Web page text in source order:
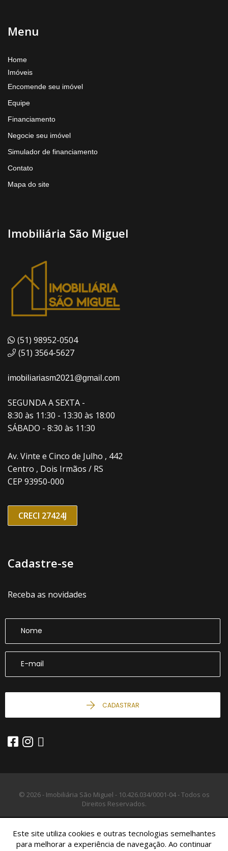
Menu
Home
Imóveis
Encomende seu imóvel
Equipe
Financiamento
Negocie seu imóvel
Simulador de financiamento
Contato
Mapa do site
Imobiliária São Miguel
(51) 98952-0504
(51) 3564-5627
imobiliariasm2021@gmail.com
SEGUNDA A SEXTA -
8:30 às 11:30 - 13:30 às 18:00
SÁBADO - 8:30 às 11:30
Av. Vinte e Cinco de Julho , 442
Centro , Dois Irmãos / RS
CEP 93950-000
CRECI 27424J
Cadastre-se
Receba as novidades
CADASTRAR
© 2026 - Imobiliária São Miguel - 10.426.034/0001-04 -Todos os
Direitos Reservados.
Este site utiliza cookies e outras tecnologias semelhantes
para melhorar a experiência de navegação. Ao continuar